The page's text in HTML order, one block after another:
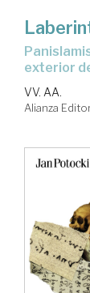
Panislamismo, nacionalismos árabes y política
exterior
VV. AA.
Alianza